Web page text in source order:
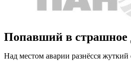
Попавший в страшное
Над местом аварии разнёсся жуткий